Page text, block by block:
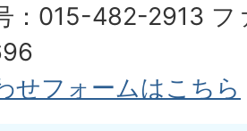
：015-482-2913 フ
せフォームはこちら